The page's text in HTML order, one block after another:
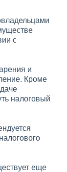
с
и
Кроме
налоговый
еще